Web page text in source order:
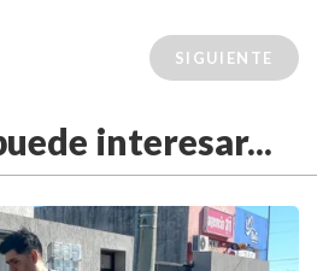
SIGUIENTE
interesar...